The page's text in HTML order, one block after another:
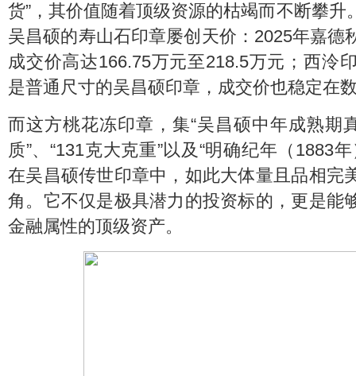
货”，其价值随着顶级资源的枯竭而不断攀
吴昌硕的寿山石印章屡创天价：2025年嘉德
成交价高达166.75万元至218.5万元；西泠
是普通尺寸的吴昌硕印章，成交价也稳定在
而这方桃花冻印章，集“吴昌硕中年成熟期
质”、“131克大克重”以及“明确纪年（1883
在吴昌硕传世印章中，如此大体量且品相完
角。它不仅是极具潜力的投资标的，更是能
金融属性的顶级资产。